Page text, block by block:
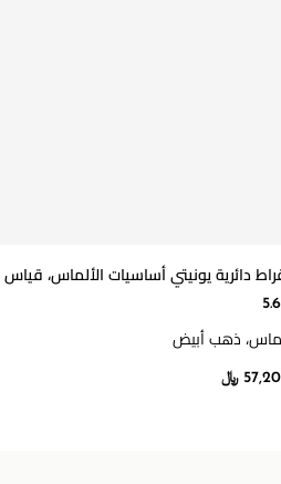
دائرية يونيتي أساسيات الألماس، قياس
ذهب أبيض
﷼